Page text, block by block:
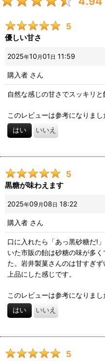
5
優しい甘さ
2025年10 月 01 日 11:59
購入者 さん
自然な感じの甘さでスッキリ
このレビューは参考になりまし
はい いいえ
5
黒糖が味わえます
2025年09 月 08 日 18:22
購入者 さん
口に入れたら「あっ黒砂糖だ!
いた市販の飴は砂糖の味が多
た。岩井製菓さんのは甘すぎ
上品にした感じです。
このレビューは参考になりまし
はい いいえ
5